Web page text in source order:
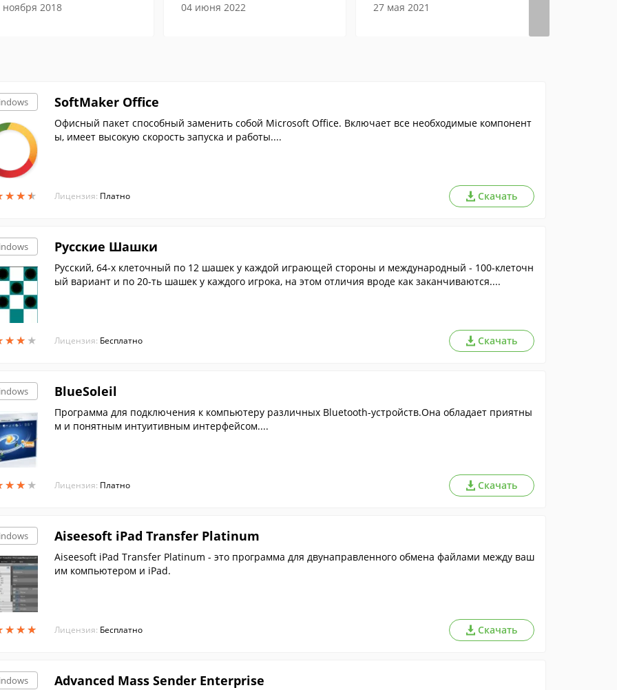
ноября 2018
04 июня 2022
27 мая 2021
★★★
★★★
SoftMaker Office
Офисный пакет способный заменить собой Microsoft Office. Включает все необходимые компонент
ы, имеет высокую скорость запуска и работы....
Лицензия: Платно Скачать
★★ ★
★★ ★
Русские Шашки
Русский, 64-х клеточный по 12 шашек у каждой играющей стороны и международный - 100-клеточн
ый вариант и по 20-ть шашек у каждого игрока, на этом отличия вроде как заканчиваются....
Лицензия: Бесплатно Скачать
★★ ★
★★ ★
BlueSoleil
Программа для подключения к компьютеру различных Bluetooth-устройств.Она обладает приятны
м и понятным интуитивным интерфейсом....
Лицензия: Платно Скачать
★★★
★★★
Aiseesoft iPad Transfer Platinum
Aiseesoft iPad Transfer Platinum - это программа для двунаправленного обмена файлами между ваш
им компьютером и iPad.
Лицензия: Бесплатно Скачать
Advanced Mass Sender Enterprise